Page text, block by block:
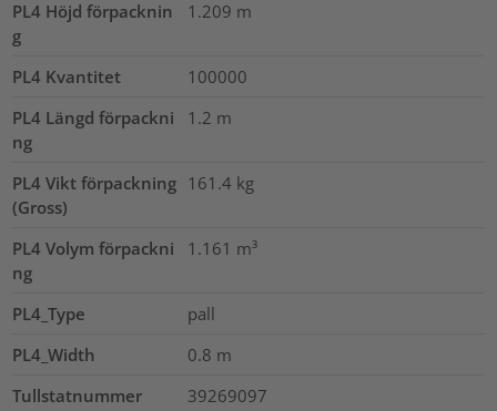
PL4 Höjd förpacknin
g
1.209 m
PL4 Kvantitet
100000
PL4 Längd förpackni
ng
1.2 m
PL4 Vikt förpackning
(Gross)
161.4 kg
PL4 Volym förpackni
ng
1.161 m³
PL4_Type
pall
PL4_Width
0.8 m
Tullstatnummer
39269097